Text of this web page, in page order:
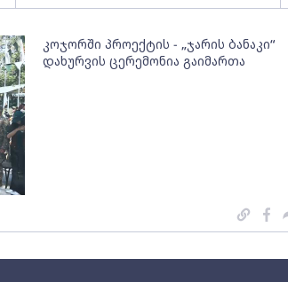
კოჯორში პროექტის - „ჯარის ბანაკი“
დახურვის ცერემონია გაიმართა